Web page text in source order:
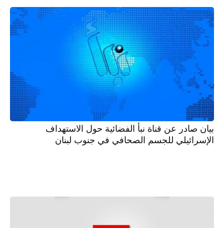
بيان صادر عن قناة نبأ الفضائية حول الاستهداف
الإسرائيلي للجسم الصحافي في جنوب لبنان